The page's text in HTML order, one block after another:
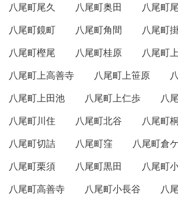
八尾町尾久
八尾町奥田
八尾町
八尾町鏡町
八尾町角間
八尾町
八尾町樫尾
八尾町桂原
八尾町
八尾町上高善寺
八尾町上笹原
八尾町上田池
八尾町上仁歩
八
八尾町川住
八尾町北谷
八尾町
八尾町切詰
八尾町窪
八尾町倉
八尾町栗須
八尾町黒田
八尾町
八尾町高善寺
八尾町小長谷
八